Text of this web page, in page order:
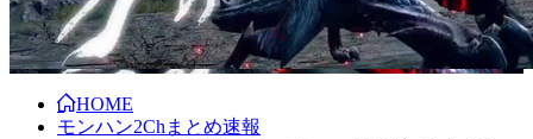
HOME
モンハン2Chまとめ速報